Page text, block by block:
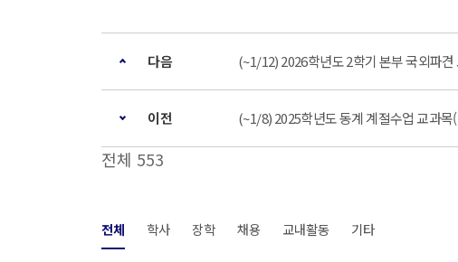
다음 (~1/12) 2026학년도 2학기 본부 국외파견
이전 (~1/8) 2025학년도 동계 계절수업 교과
전체 553
전체 학사 장학 채용 교내활동 기타